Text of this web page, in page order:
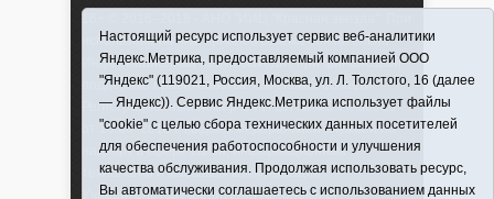
использовании материалов ссылка обязательна
Информационная лента выходит при финансовой
поддержке правительства Тюменской области
Регистрационный номер СМИ ЭЛ № ФС 77-66066
от 10.06. 2016 г. выдано Федеральной службой по
надзору в сфере связи, информационных
технологий и массовых коммуникаций.
Учредитель (соучредители) Автономная
Настоящий ресурс использует сервис веб-аналитики
Яндекс.Метрика, предоставляемый компанией ООО
"Яндекс" (119021, Россия, Москва, ул. Л. Толстого, 16 (далее
— Яндекс)). Сервис Яндекс.Метрика использует файлы
"cookie" с целью сбора технических данных посетителей
для обеспечения работоспособности и улучшения
качества обслуживания. Продолжая использовать ресурс,
Вы автоматически соглашаетесь с использованием данных